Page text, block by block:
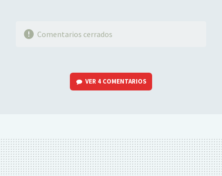
Comentarios cerrados
VER 4 COMENTARIOS